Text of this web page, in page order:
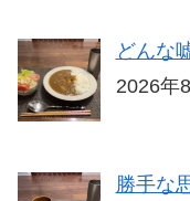
どんな
2026年
勝手な